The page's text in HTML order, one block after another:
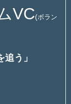
VC(ボラン
う」